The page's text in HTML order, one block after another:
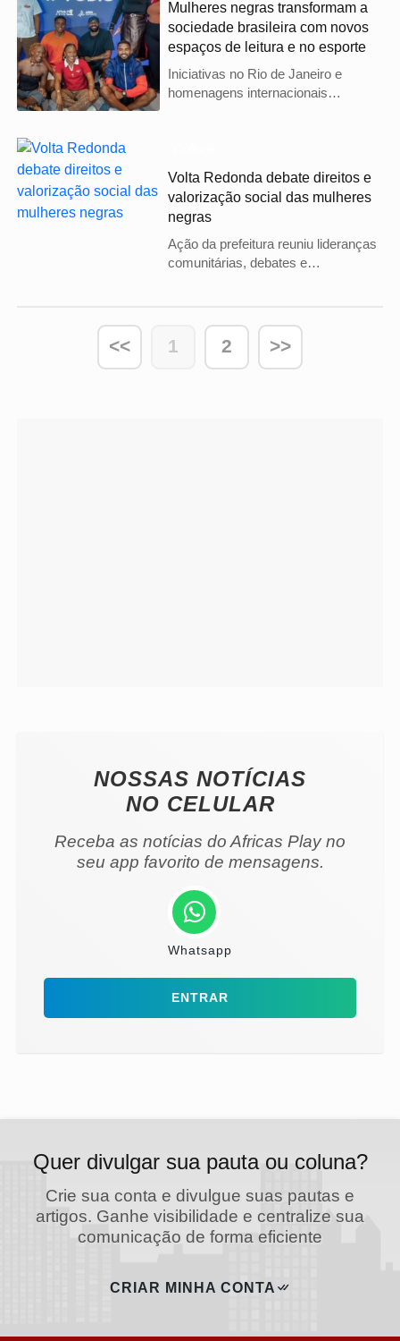
Mulheres negras transformam a
sociedade brasileira com novos
espaços de leitura e no esporte
Iniciativas no Rio de Janeiro e
homenagens internacionais
Volta Redonda debate direitos e
valorização social das mulheres
negras
Ação da prefeitura reuniu lideranças
comunitárias, debates e
<< 1 2 >>
NOSSAS NOTÍCIAS
NO CELULAR
Receba as notícias do Africas Play no
seu app favorito de mensagens.
Whatsapp
ENTRAR
Quer divulgar sua pauta ou coluna?
Crie sua conta e divulgue suas pautas e
artigos. Ganhe visibilidade e centralize sua
comunicação de forma eficiente
CRIAR MINHA CONTA